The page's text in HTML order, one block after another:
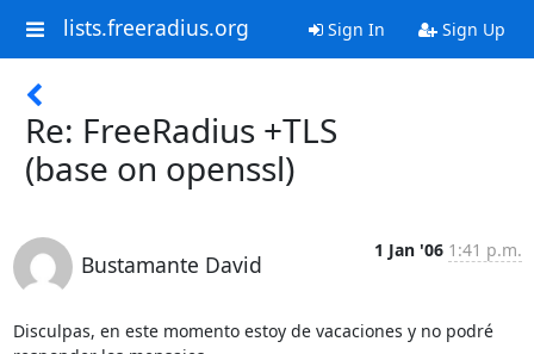
lists.freeradius.org Sign In Sign Up
Re: FreeRadius +TLS
(base on openssl)
Bustamante David
1 Jan '06 1:41 p.m.
Disculpas, en este momento estoy de vacaciones y no podré